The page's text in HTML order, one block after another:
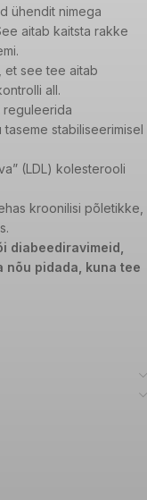
ühendit nimega
aitab kaitsta rakke
et see tee aitab
all.
reguleerida
stabiliseerimisel
(LDL) kolesterooli
kroonilisi põletikke,
diabeediravimeid,
pidada, kuna tee